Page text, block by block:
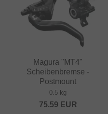
Magura "MT4"
Scheibenbremse -
Postmount
0.5 kg
75.59 EUR